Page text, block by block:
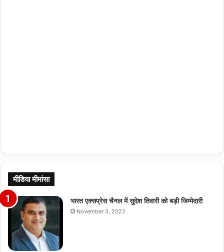
मीडिया मीमांसा
भारत एक्सप्रेस चैनल में सुदेश तिवारी को बड़ी जिम्मेदारी
November 3, 2022